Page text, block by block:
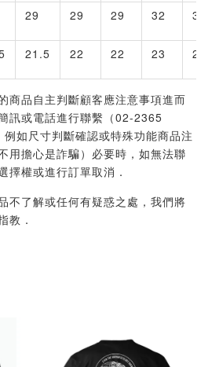
29 29 29 32 32
21.5 22 22 23 23
商品自主判斷顧客應注意事項進而
訊或電話進行聯繫（02-2365
如尺寸判斷確認或特殊功能商品注
用擔心是詐騙）必要時，如無法聯
擇權或進行訂單取消．
不了解或任何有疑惑之處，我們將
教．